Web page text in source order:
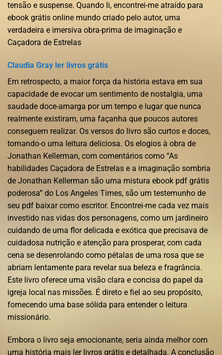
tensão e suspense. Quando li, encontrei-me atraído para
ebook grátis online mundo criado pelo autor, uma
verdadeira e imersiva obra-prima de imaginação e
Caçadora de Estrelas
Claudia Gray ler livros grátis
Em retrospecto, a maior força da história estava em sua
capacidade de evocar um sentimento de nostalgia, uma
saudade doce-amarga por um tempo e lugar que nunca
realmente existiram, uma façanha que poucos autores
conseguem realizar. Os versos do livro são curtos e doces,
tornando-o uma leitura deliciosa. Os elogios à obra de
Jonathan Kellerman, com comentários como “As
habilidades Caçadora de Estrelas e a imaginação sombria
de Jonathan Kellerman são uma mistura ebook pdf grátis
poderosa” do Los Angeles Times, são um testemunho de
seu pdf baixar como escritor. Encontrei-me cada vez mais
investido nas vidas dos personagens, como um jardineiro
cuidando de uma flor delicada e exótica que precisava de
cuidadosa nutrição e atenção para prosperar, com cada
cena se desenrolando como pétalas de uma rosa que se
abriam lentamente para revelar sua beleza e fragrância.
Este livro oferece uma visão clara e concisa do papel da
igreja local nas missões. É direto e fiel ao seu propósito,
fornecendo uma base sólida para entender o leitura
missionário.
Embora o livro seja emocionante, seria ainda melhor com
uma história mais ler livros grátis e detalhada. A conclusão